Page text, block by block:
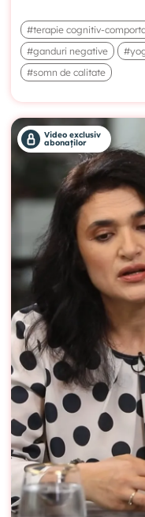
#terapie cognitiv-
#ganduri negative
#somn de calitate
Video exclusiv
abonaților